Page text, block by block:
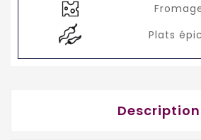
Plats
Description